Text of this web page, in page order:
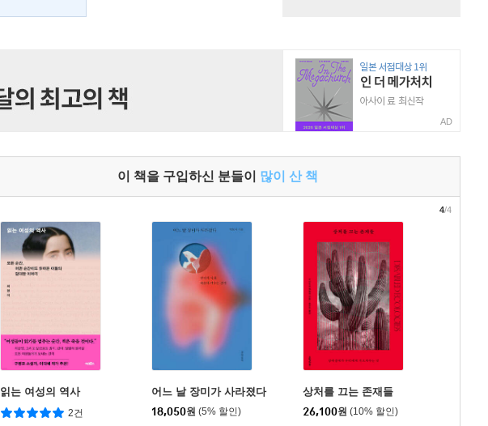
AD
이 책을 구입하신 분들이 많이 산 책
읽는 여성의 역사
2건
어느 날 장미가 사라졌다
18,050원 (5% 할인)
상처를 끄는 존재들
26,100원 (10% 할인)
4/4